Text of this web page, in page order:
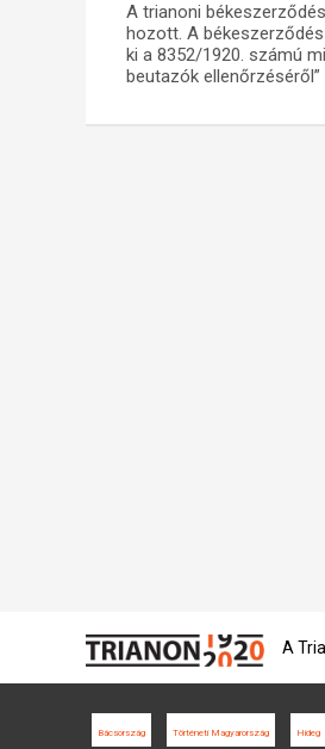
A trianoni
hozott. A
ki a 8352/1920. számú
beutazók
A
Bácsország Történeti Magyarország Hideg